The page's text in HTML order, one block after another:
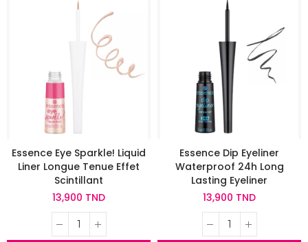
Essence Eye Sparkle! Liquid
Liner Longue Tenue Effet
Scintillant
13,900 TND
Essence Dip Eyeliner
Waterproof 24h Long
Lasting Eyeliner
13,900 TND